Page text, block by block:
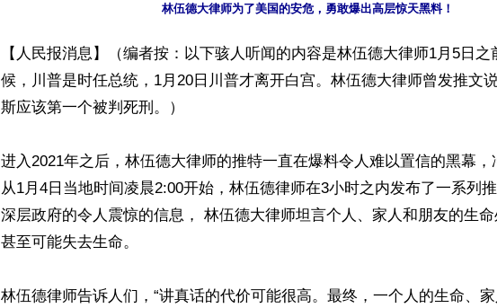
林伍德大律师为了美国的安危，勇敢爆出高层惊天黑料！
【人民报消息】（编者按：以下骇人听闻的内容是林伍德大律师1月5日
候，川普是时任总统，1月20日川普才离开白宫。林伍德大律师曾发推文
斯应该第一个被判死刑。）
进入2021年之后，林伍德大律师的推特一直在爆料令人难以置信的黑幕，
从1月4日当地时间凌晨2:00开始，林伍德律师在3小时之内发布了一系列
深层政府的令人震惊的信息， 林伍德大律师坦言个人、家人和朋友的生命
甚至可能失去生命。
林伍德律师告诉人们，“讲真话的代价可能很高。最终，一个人的生命、